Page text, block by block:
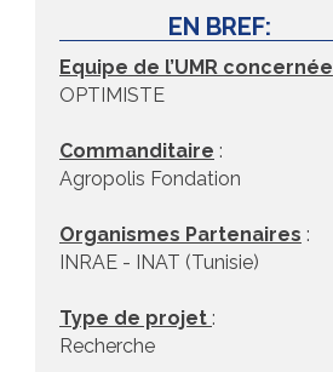
EN BREF:
Equipe de l’UMR concernée
OPTIMISTE
Commanditaire :
Agropolis Fondation
Organismes Partenaires :
INRAE - INAT (Tunisie)
Type de projet :
Recherche